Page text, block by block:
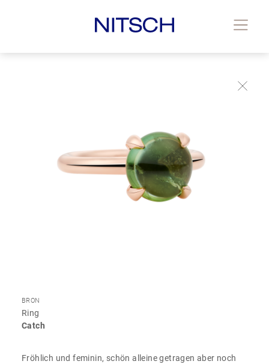
BRON
Ring
Catch
Fröhlich und feminin, schön alleine getragen aber noch